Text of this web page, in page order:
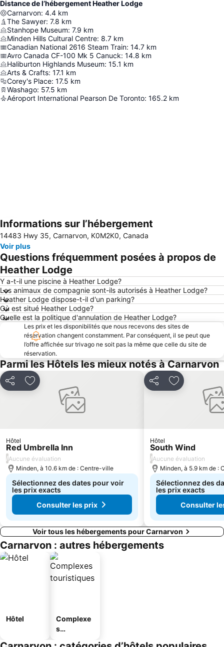
Distance de l’hébergement Heather Lodge
Carnarvon: 4.4 km
The Sawyer: 7.8 km
Stanhope Museum: 7.9 km
Minden Hills Cultural Centre: 8.7 km
Canadian National 2616 Steam Train: 14.7 km
Avro Canada CF-100 Mk 5 Canuck: 14.8 km
Haliburton Highlands Museum: 15.1 km
Arts & Crafts: 17.1 km
Corey's Place: 17.5 km
Washago: 57.5 km
Aéroport International Pearson De Toronto: 165.2 km
Agrandir la carte
Informations sur l’hébergement
14483 Hwy 35, Carnarvon, K0M2K0, Canada
Voir plus
Questions fréquemment posées à propos de
Heather Lodge
Y a-t-il une piscine à Heather Lodge?
Les animaux de compagnie sont-ils autorisés à Heather Lodge?
Heather Lodge dispose-t-il d'un parking?
Où est situé Heather Lodge?
Quelle est la politique d'annulation de Heather Lodge?
Les prix et les disponibilités que nous recevons des sites de
réservation changent constamment. Par conséquent, il se peut que
l’offre affichée sur trivago ne soit pas la même que celle du site de
réservation.
Parmi les Hôtels les mieux notés à Carnarvon
PartagerAjouter à mes favoris
Hôtel
Red Umbrella Inn
/Aucune évaluation
Minden, à 10.6 km de : Centre-ville
Sélectionnez des dates pour voir
les prix exacts
Consulter les prix
PartagerAjouter à
Hôtel
South Wind
/Aucune évaluation
Minden, à 5.9 km de :
Sélectionnez des
les prix exacts
Consulter
Voir tous les hébergements pour Carnarvon
Carnarvon : autres hébergements
Hôtel
Complexe
s